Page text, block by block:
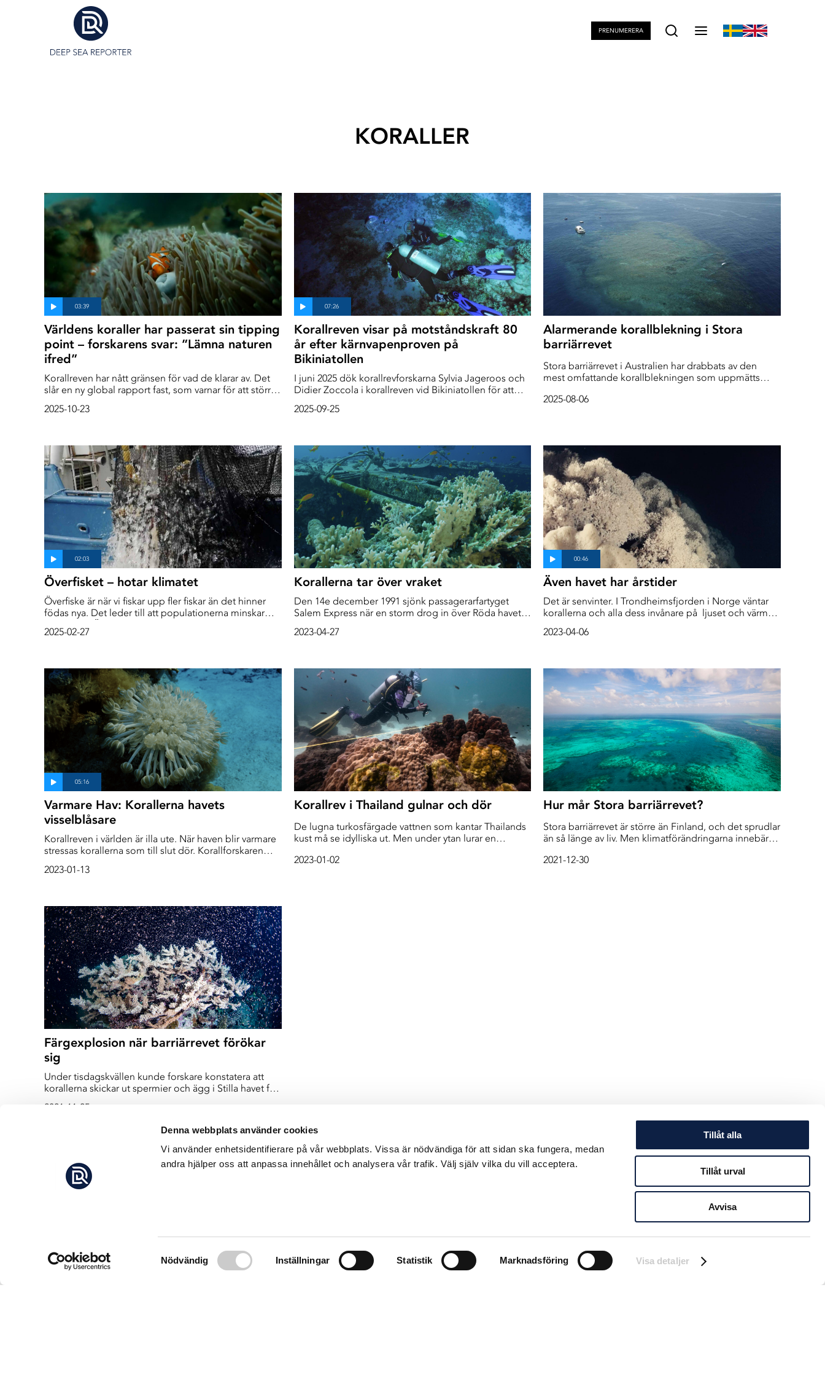
Denna webbplats använder cookies
Vi använder enhetsidentifierare på vår webbplats. Vissa är nödvändiga för att sidan ska fungera, medan
andra hjälper oss att anpassa innehållet och analysera vår trafik. Välj själv vilka du vill acceptera.
Samtyckesval
Nödvändig Inställningar Statistik Marknadsföring Visa detaljer
Tillåt alla
Tillåt urval
Avvisa
PRENUMERERA
KORALLER
Världens koraller har passerat sin tipping
point – forskarens svar: ”Lämna naturen
ifred”
Korallreven har nått gränsen för vad de klarar av. Det
slår en ny global rapport fast, som varnar för att större
kraftfulla klimatåtgärder sätts in. Men mitt i krisen finns
2025-10-23
Korallreven visar på motståndskraft 80
år efter kärnvapenproven på
Bikiniatollen
I juni 2025 dök korallrevforskarna Sylvia Jageroos och
Didier Zoccola i korallreven vid Bikiniatollen för att
och samla in prover. Nästan 80 år efter att amerikanska
de hittar. Tillbaka i labbet ska de analysera fynden för
att se om de har hittat korallarter som är ovanligt
motståndskraftiga mot klimatförändringarnas effekter.
2025-09-25
Alarmerande korallblekning i Stora
barriärrevet
Stora barriärrevet i Australien har drabbats av den
mest omfattande korallblekningen som uppmätts
2025-08-06
Överfisket – hotar klimatet
Överfiske är när vi fiskar upp fler fiskar än det hinner
födas nya. Det leder till att populationerna minskar
finns kanske ett större hot. Lyssna på forskaren Mark
2025-02-27
Korallerna tar över vraket
Den 14e december 1991 sjönk passagerarfartyget
Salem Express när en storm drog in över Röda havet.
passagerarna fanns hundratals pilgrimer som var på
2023-04-27
Även havet har årstider
Det är senvinter. I Trondheimsfjorden i Norge väntar
korallerna och alla dess invånare på ljuset och värmen
land, årstider som påverkar beteenden och tillväxt.
2023-04-06
Varmare Hav: Korallerna havets
visselblåsare
Korallreven i världen är illa ute. När haven blir varmare
stressas korallerna som till slut dör. Korallforskaren
gruvan”. Den lilla fågeln som förr i tiden placerades
drabbas långt innan vi människor drabbas.
2023-01-13
Korallrev i Thailand gulnar och dör
De lugna turkosfärgade vattnen som kantar Thailands
kust må se idylliska ut. Men under ytan lurar en
på de livsviktiga korallreven.
2023-01-02
Hur mår Stora barriärrevet?
Stora barriärrevet är större än Finland, och det sprudlar
än så länge av liv. Men klimatförändringarna innebär
2021-12-30
Färgexplosion när barriärrevet förökar
sig
Under tisdagskvällen kunde forskare konstatera att
korallerna skickar ut spermier och ägg i Stilla havet för
2021-11-25